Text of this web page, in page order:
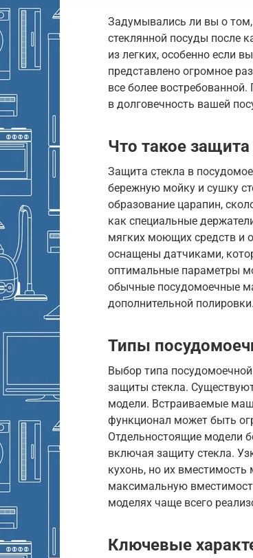
Задумывались ли вы о
стеклянной посуды после
из легких, особенно если
представлено огромное
все более
в долговечность вашей
Что такое защита
Защита стекла в
бережную мойку и сушку
образование царапин,
как специальные
мягких моющих средств и
оснащены датчиками,
оптимальные параметры
обычные посудомоечные
дополнительной
Типы
Выбор типа
защиты стекла.
модели. Встраиваемые
функционал может быть
Отдельностоящие модели
включая защиту стекла.
кухонь, но их
максимальную
моделях чаще всего
Ключевые